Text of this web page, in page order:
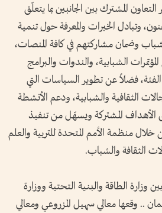
المشترك بين الجانبين بما يتعلّق
وتبادل الخبرات والمعرفة حول تنمية
وضمان مشاركتهم في كافة المنصات،
الشبابية، والندوات والبرامج
الفئة، فضلاً عن تطوير السياسات التي
الثقافية والشبابية، ودعم الأنشطة
الأهداف المشتركة ويسهّل من تنفيذ
خلال منظمة الأمم المتحدة للتربية والعلم
الثقافة والشباب.
وزارة الطاقة والبنية التحتية ووزارة
.. وقعها معالي سهيل المزروعي ومعالي